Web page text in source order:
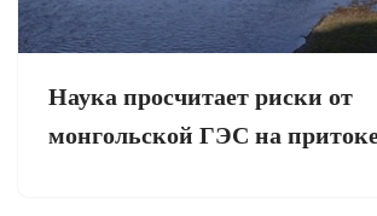
Наука просчитает риски от
монгольской ГЭС на